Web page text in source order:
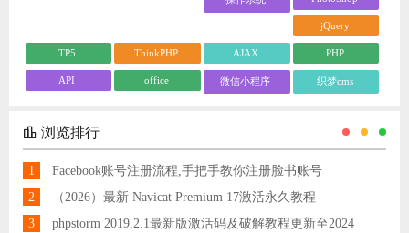
jQuery
TP5 ThinkPHP AJAX PHP
API office 微信小程序 织梦cms
浏览排行
1
Facebook账号注册流程,手把手教你注册脸书账号
2
（2026）最新 Navicat Premium 17激活永久教程
3
phpstorm 2019.2.1最新版激活码及破解教程更新至2024